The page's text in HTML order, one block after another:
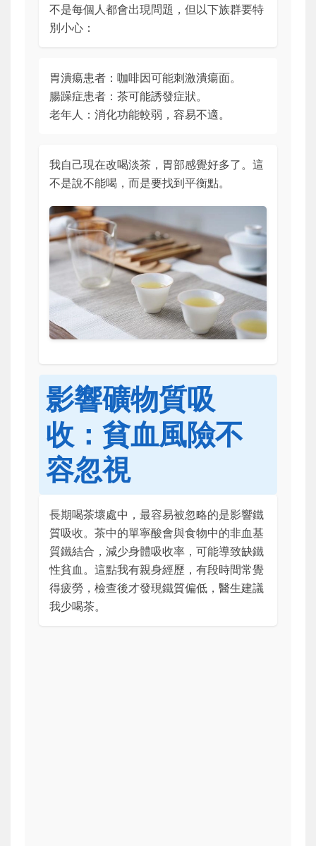
不是每個人都會出現問題，但以下族群要特
別小心：
胃潰瘍患者：咖啡因可能刺激潰瘍面。
腸躁症患者：茶可能誘發症狀。
老年人：消化功能較弱，容易不適。
我自己現在改喝淡茶，胃部感覺好多了。這
不是說不能喝，而是要找到平衡點。
影響礦物質吸
收：貧血風險不
容忽視
長期喝茶壞處中，最容易被忽略的是影響鐵
質吸收。茶中的單寧酸會與食物中的非血基
質鐵結合，減少身體吸收率，可能導致缺鐵
性貧血。這點我有親身經歷，有段時間常覺
得疲勞，檢查後才發現鐵質偏低，醫生建議
我少喝茶。